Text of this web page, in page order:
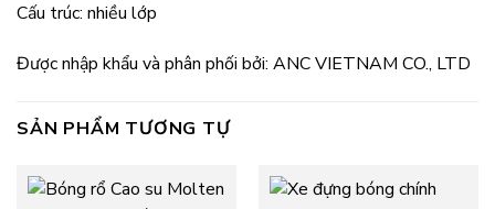
Cấu trúc: nhiều lớp
Được nhập khẩu và phân phối bởi: ANC VIETNAM CO., LTD
SẢN PHẨM TƯƠNG TỰ